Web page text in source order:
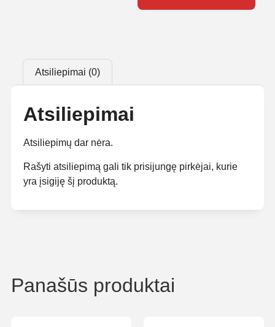
Atsiliepimai (0)
Atsiliepimai
Atsiliepimų dar nėra.
Rašyti atsiliepimą gali tik prisijungę pirkėjai, kurie
yra įsigiję šį produktą.
Panašūs produktai